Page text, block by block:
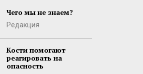
Чего мы не знаем?
Редакция
Кости помогают
реагировать на
опасность